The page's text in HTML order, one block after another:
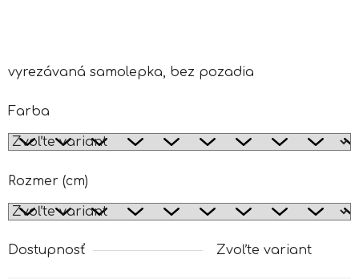
vyrezávaná samolepka, bez pozadia
Farba
Rozmer (cm)
Dostupnosť Zvoľte variant